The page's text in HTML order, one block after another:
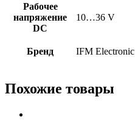
Рабочее
напряжение
DC
10…36 V
Бренд IFM Electronic
Похожие товары